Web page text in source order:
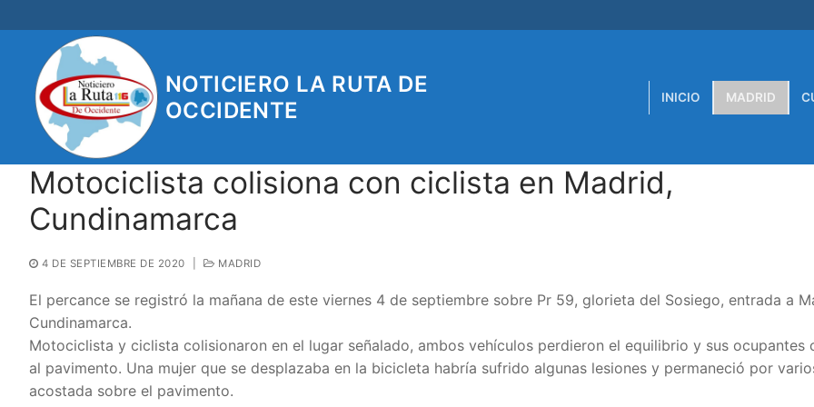
al
contenido
NOTICIERO LA RUTA DE
OCCIDENTE
INICIO MADRID
Motociclista colisiona con ciclista en Madrid,
Cundinamarca
4 DE SEPTIEMBRE DE 2020 MADRID
El percance se registró la mañana de este viernes 4 de septiembre sobre Pr 59, glorieta del Sosiego, entrada a
Cundinamarca.
Motociclista y ciclista colisionaron en el lugar señalado, ambos vehículos perdieron el equilibrio y sus ocupantes
al pavimento. Una mujer que se desplazaba en la bicicleta habría sufrido algunas lesiones y permaneció por
acostada sobre el pavimento.